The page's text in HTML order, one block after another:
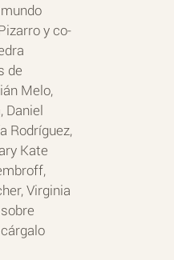
y co-
de
Melo,
Daniel
Rodríguez,
Kate
Virginia